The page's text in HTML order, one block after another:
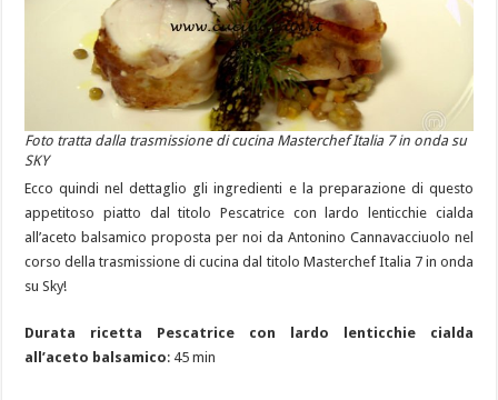
Foto tratta dalla trasmissione di cucina Masterchef Italia 7 in onda su
SKY
Ecco quindi nel dettaglio gli ingredienti e la preparazione di questo
appetitoso piatto dal titolo Pescatrice con lardo lenticchie cialda
all’aceto balsamico proposta per noi da Antonino Cannavacciuolo nel
corso della trasmissione di cucina dal titolo Masterchef Italia 7 in onda
su Sky!
Durata ricetta Pescatrice con lardo lenticchie cialda
all’aceto balsamico: 45 min